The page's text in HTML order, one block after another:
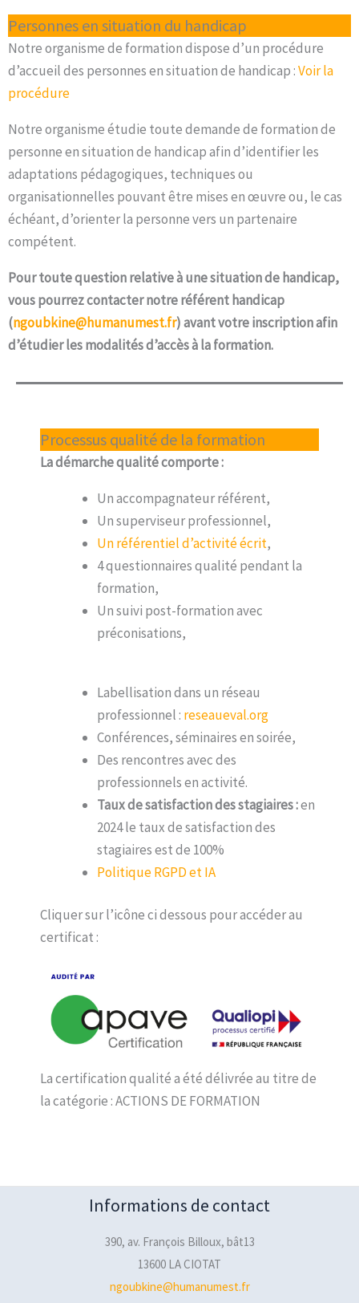
Personnes en situation du handicap
Notre organisme de formation dispose d’un procédure
d’accueil des personnes en situation de handicap :Voir la
procédure
Notre organisme étudie toute demande de formation de
personne en situation de handicap afin d’identifier les
adaptations pédagogiques, techniques ou
organisationnelles pouvant être mises en œuvre ou, le cas
échéant, d’orienter la personne vers un partenaire
compétent.
Pour toute question relative à une situation de handicap,
vous pourrez contacter notre référent handicap
(ngoubkine@humanumest.fr) avant votre inscription afin
d’étudier les modalités d’accès à la formation.
Processus qualité de la formation
La démarche qualité comporte :
Un accompagnateur référent,
Un superviseur professionnel,
Un référentiel d’activité écrit,
4 questionnaires qualité pendant la
formation,
Un suivi post-formation avec
préconisations,
Labellisation dans un réseau
professionnel : reseaueval.org
Conférences, séminaires en soirée,
Des rencontres avec des
professionnels en activité.
Taux de satisfaction des stagiaires :en
2024 le taux de satisfaction des
stagiaires est de 100%
Politique RGPD et IA
Cliquer sur l’icône ci dessous pour accéder au
certificat :
La certification qualité a été délivrée au titre de
la catégorie : ACTIONS DE FORMATION
Informations de contact
390, av. François Billoux, bât13
13600 LA CIOTAT
ngoubkine@humanumest.fr